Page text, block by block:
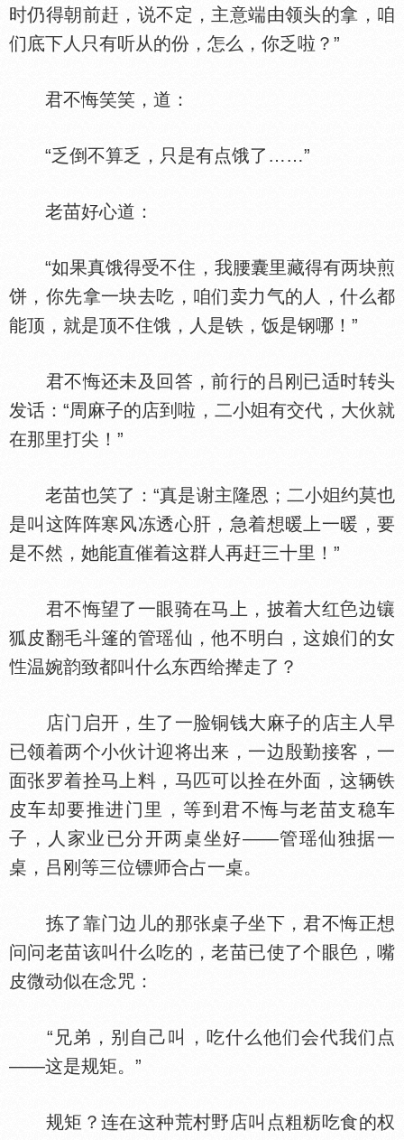
时仍得朝前赶，说不定，主意端由领头的拿，咱
们底下人只有听从的份，怎么，你乏啦？”
君不悔笑笑，道：
“乏倒不算乏，只是有点饿了……”
老苗好心道：
“如果真饿得受不住，我腰囊里藏得有两块煎
饼，你先拿一块去吃，咱们卖力气的人，什么都
能顶，就是顶不住饿，人是铁，饭是钢哪！”
君不悔还未及回答，前行的吕刚已适时转头
发话：“周麻子的店到啦，二小
有交代，大伙就
在那里打尖！”
老苗也笑了：“真是谢主隆恩；二小
约莫也
是叫这阵阵寒风冻透心肝，急着想暖上一暖，要
是不然，她能直催着这群人再赶三十里！”
君不悔望了一眼骑在马上，披着大红
边镶
狐皮翻毛斗篷的管瑶仙，他不明白，这娘们的女
温婉韵致都叫什么东西给撵走了？
店门启开，生了一脸铜钱大麻子的店主人早
已领着两个小伙计迎将出来，一边殷勤接客，一
面张罗着拴马上料，马匹可以拴在外面，这辆铁
皮车却要推进门里，等到君不悔与老苗支稳车
子，人家业已分开两桌坐好——管瑶仙独据一
桌，吕刚等三位镖师合占一桌。
拣了靠门边儿的那张桌子坐下，君不悔正想
问问老苗该叫什么吃的，老苗已使了个眼
，嘴
皮微动似在念咒：
“兄弟，别自己叫，吃什么他们会代我们点
——这是规矩。”
规矩？连在这种荒村野店叫点粗粝吃食的权